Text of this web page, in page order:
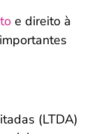
e direito à
(LTDA)